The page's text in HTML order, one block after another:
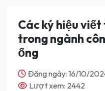
Các ký hiệu
trong ngành
ống
Đăng ngày: 16/10/
Lượt xem: 2442